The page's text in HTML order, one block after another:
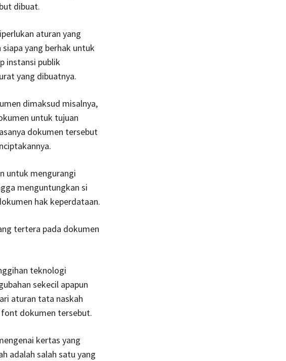
dibuat.
aturan yang
yang berhak untuk
instansi publik
yang dibuatnya.
dimaksud misalnya,
untuk tujuan
dokumen tersebut
untuk mengurangi
menguntungkan si
hak keperdataan.
tertera pada dokumen
teknologi
sekecil apapun
aturan tata naskah
font dokumen tersebut.
kertas yang
adalah salah satu yang